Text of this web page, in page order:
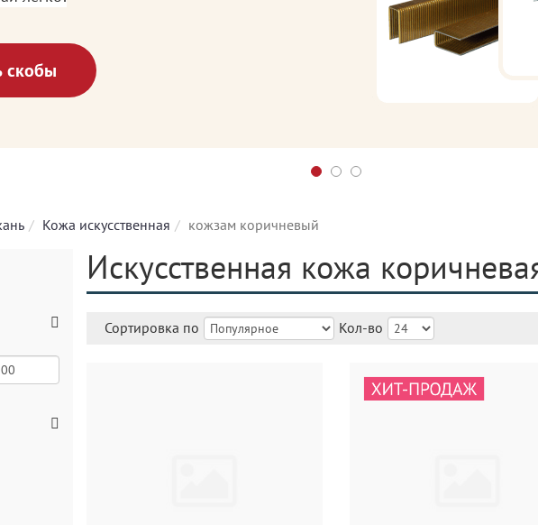
скобы
Кожа искусственная кожзам коричневый
Искусственная кожа
Сортировка по Кол-во